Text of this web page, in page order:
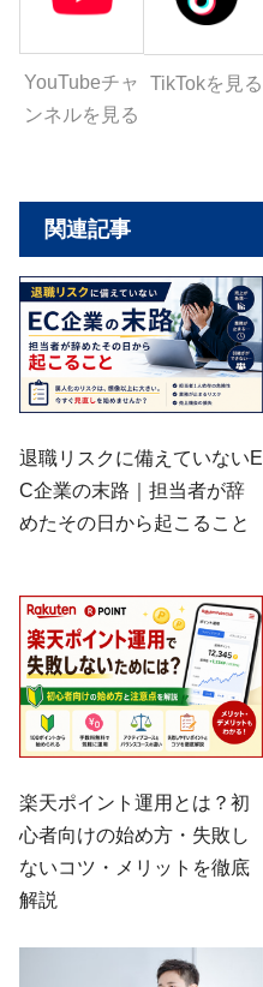
YouTubeチャ
ンネルを見る
TikTokを見る
関連記事
退職リスクに備えていないE
C企業の末路｜担当者が辞
めたその日から起こること
楽天ポイント運用とは？初
心者向けの始め方・失敗し
ないコツ・メリットを徹底
解説